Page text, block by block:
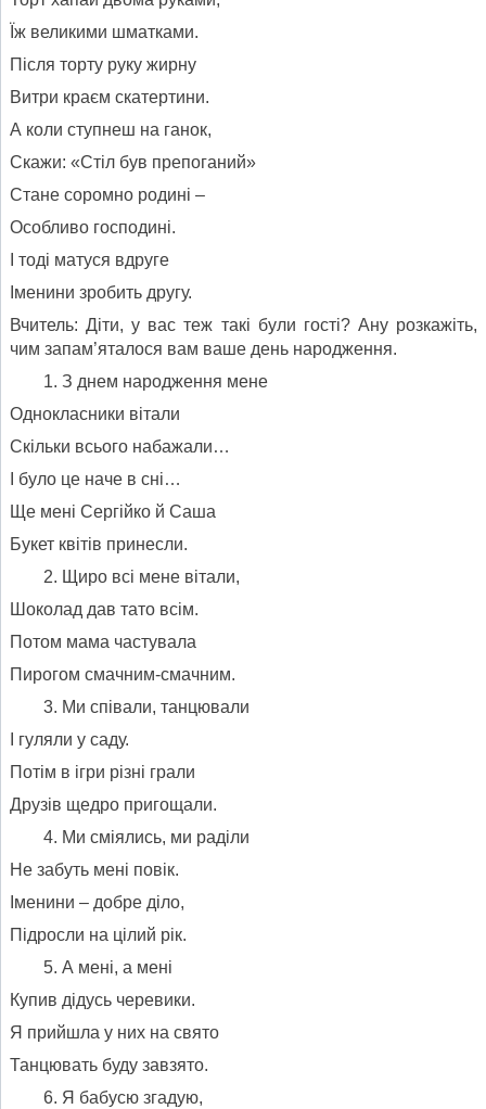
Їж великими шматками.
Після торту руку жирну
Витри краєм скатертини.
А коли ступнеш на ганок,
Скажи: «Стіл був препоганий»
Стане соромно родині –
Особливо господині.
І тоді матуся вдруге
Іменини зробить другу.
Вчитель: Діти, у вас теж такі були гості? Ану розкажіть,
чим запам’яталося вам ваше день народження.
З днем народження мене
Однокласники вітали
Скільки всього набажали…
І було це наче в сні…
Ще мені Сергійко й Саша
Букет квітів принесли.
Щиро всі мене вітали,
Шоколад дав тато всім.
Потом мама частувала
Пирогом смачним-смачним.
Ми співали, танцювали
І гуляли у саду.
Потім в ігри різні грали
Друзів щедро пригощали.
Ми сміялись, ми раділи
Не забуть мені повік.
Іменини – добре діло,
Підросли на цілий рік.
А мені, а мені
Купив дідусь черевики.
Я прийшла у них на свято
Танцювать буду завзято.
Я бабусю згадую,